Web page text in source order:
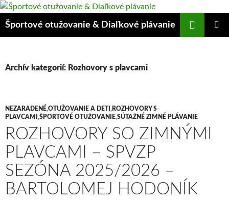
Preskočiť
na
obsah
Športové otužovanie & Diaľkové plávanie
Hľadať
Archív kategorií: Rozhovory s plavcami
NEZARADENÉ,OTUŽOVANIE A DETI ,ROZHOVORY S
PLAVCAMI ,ŠPORTOVÉ OTUŽOVANIE,SÚTAŽNÉ ZIMNÉ PLÁVANIE
ROZHOVORY SO ZIMNÝMI
PLAVCAMI – SPVZP
SEZÓNA 2025/2026 –
BARTOLOMEJ HODONÍK